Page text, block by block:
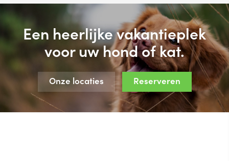
Een heerlijke vakantieplek
voor uw hond of kat.
Onze locaties Reserveren